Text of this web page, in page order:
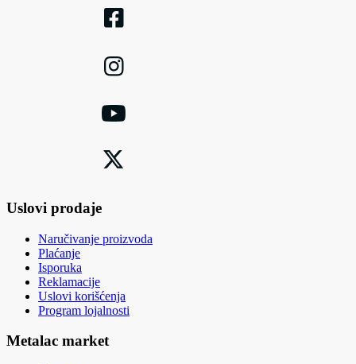
Uslovi prodaje
Naručivanje proizvoda
Plaćanje
Isporuka
Reklamacije
Uslovi korišćenja
Program lojalnosti
Metalac market